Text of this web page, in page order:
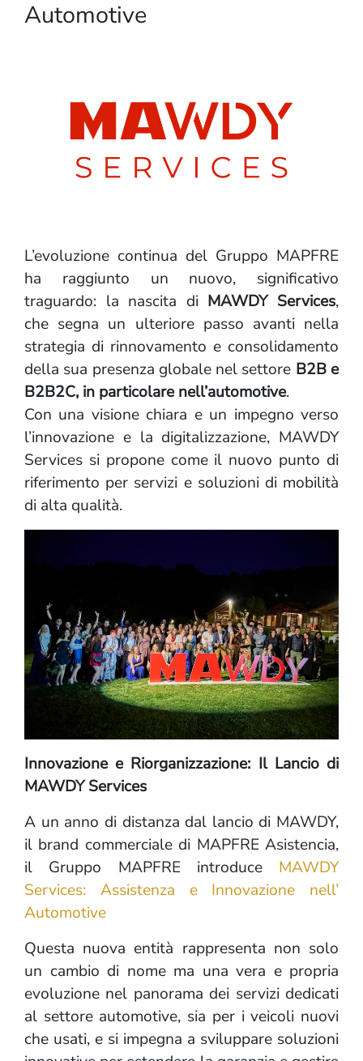
Automotive
L’evoluzione continua del Gruppo MAPFRE
ha raggiunto un nuovo, significativo
traguardo: la nascita di MAWDY Services,
che segna un ulteriore passo avanti nella
strategia di rinnovamento e consolidamento
della sua presenza globale nel settore B2B e
B2B2C, in particolare nell’automotive.
Con una visione chiara e un impegno verso
l’innovazione e la digitalizzazione, MAWDY
Services si propone come il nuovo punto di
riferimento per servizi e soluzioni di mobilità
di alta qualità.
Innovazione e Riorganizzazione: Il Lancio di
MAWDY Services
A un anno di distanza dal lancio di MAWDY,
il brand commerciale di MAPFRE Asistencia,
il Gruppo MAPFRE introduce MAWDY
Services: Assistenza e Innovazione nell’
Automotive
Questa nuova entità rappresenta non solo
un cambio di nome ma una vera e propria
evoluzione nel panorama dei servizi dedicati
al settore automotive, sia per i veicoli nuovi
che usati, e si impegna a sviluppare soluzioni